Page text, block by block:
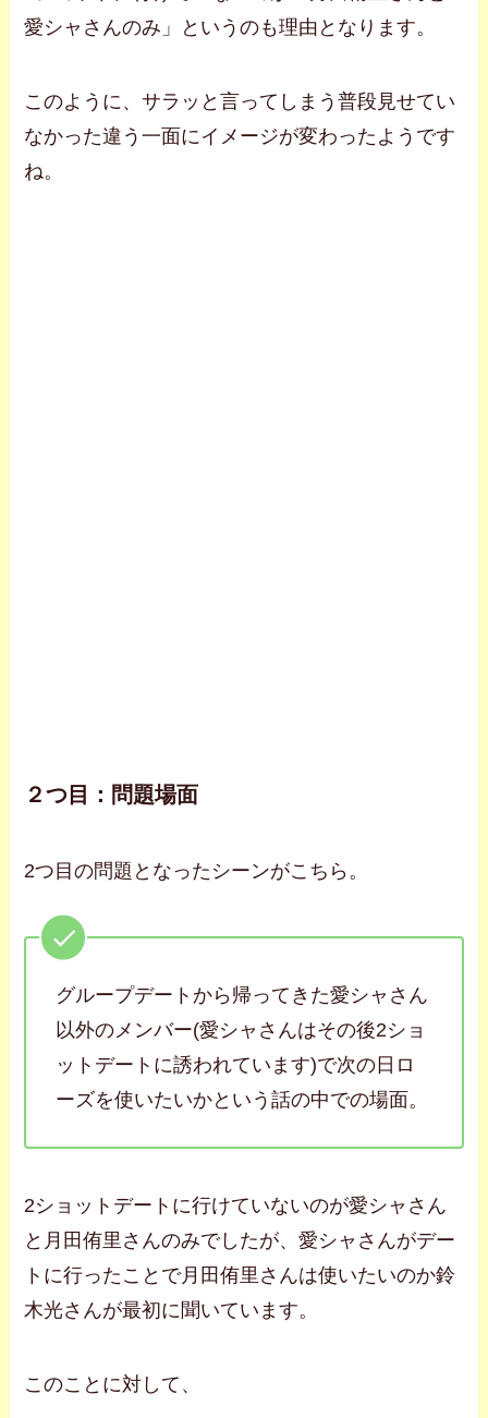
愛シャさんのみ」というのも理由となります。
このように、サラッと言ってしまう普段見せてい
なかった違う一面にイメージが変わったようです
ね。
２つ目：問題場面
2つ目の問題となったシーンがこちら。
グループデートから帰ってきた愛シャさん
以外のメンバー(愛シャさんはその後2ショ
ットデートに誘われています)で次の日ロ
ーズを使いたいかという話の中での場面。
2ショットデートに行けていないのが愛シャさん
と月田侑里さんのみでしたが、愛シャさんがデー
トに行ったことで月田侑里さんは使いたいのか鈴
木光さんが最初に聞いています。
このことに対して、